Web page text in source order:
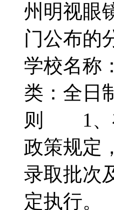
州明视眼
门公布
学校名
类：全
则 1、在
政策规
录取批次
定执行